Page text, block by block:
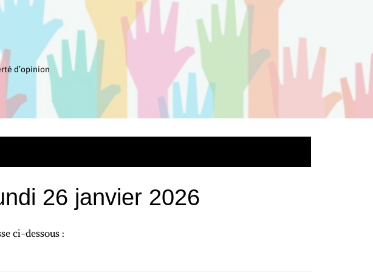
d’opinion
26 janvier 2026
ci-dessous :